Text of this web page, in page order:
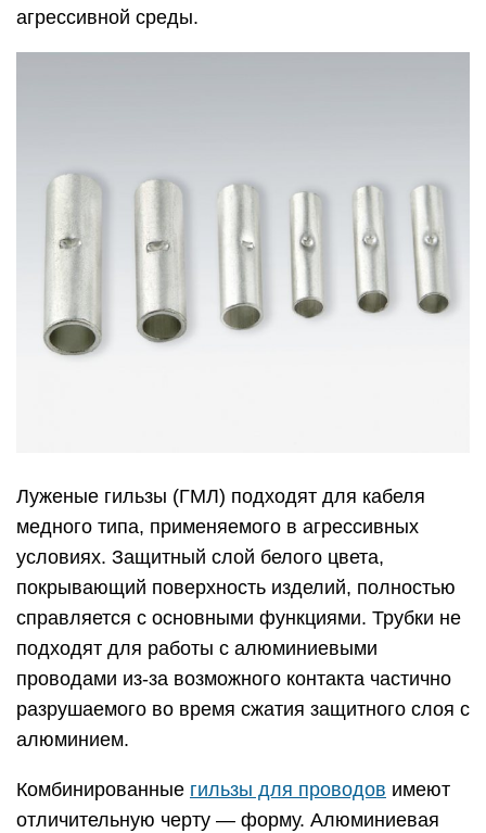
агрессивной среды.
Луженые гильзы (ГМЛ) подходят для кабеля
медного типа, применяемого в агрессивных
условиях. Защитный слой белого цвета,
покрывающий поверхность изделий, полностью
справляется с основными функциями. Трубки не
подходят для работы с алюминиевыми
проводами из-за возможного контакта частично
разрушаемого во время сжатия защитного слоя с
алюминием.
Комбинированные гильзы для проводов имеют
отличительную черту — форму. Алюминиевая